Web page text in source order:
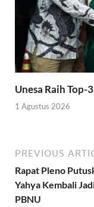
Unesa Raih Top-
1 Agustus 2026
PREVIOUS
Rapat Pleno
Yahya Kembali
PBNU